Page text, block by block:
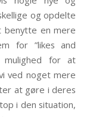
og opdelte
benytte en mere
for ”likes and
mulighed for at
ved noget mere
at gøre i deres
i den situation,